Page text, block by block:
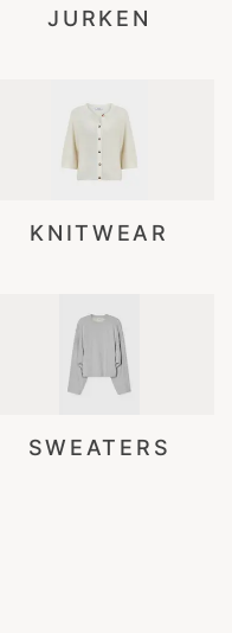
JURKEN
KNITWEAR
SWEATERS